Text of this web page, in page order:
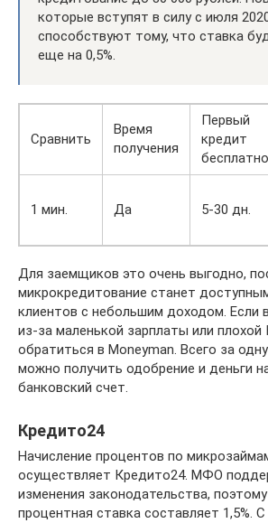
которые вступят в силу с июля
способствуют тому, что ставка
еще на 0,5%.
Сравнить
Время
получения
Первый
кредит
1 мин. Да 5-30 дн.
Для заемщиков это очень выгодно,
микрокредитование станет
клиентов с небольшим доходом. Если
из-за маленькой зарплаты или
обратиться в Moneyman. Всего за
можно получить одобрение и деньги
банковский счет.
Кредито24
Начисление процентов по
осуществляет Кредито24. МФО
изменения законодательства,
процентная ставка составляет 1,5%.